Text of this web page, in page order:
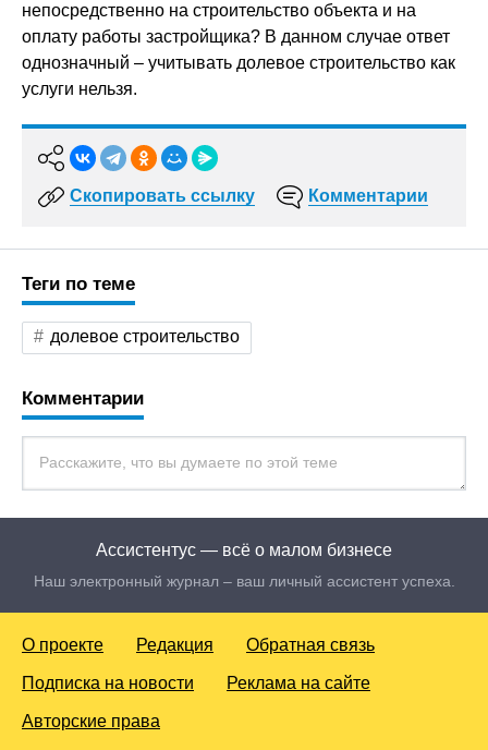
непосредственно на строительство объекта и на
оплату работы застройщика? В данном случае ответ
однозначный – учитывать долевое строительство как
услуги нельзя.
Скопировать ссылку Комментарии
Теги по теме
долевое строительство
Комментарии
Ассистентус — всё о малом бизнесе
Наш электронный журнал – ваш личный ассистент успеха.
О проекте Редакция Обратная связь
Подписка на новости Реклама на сайте
Авторские права